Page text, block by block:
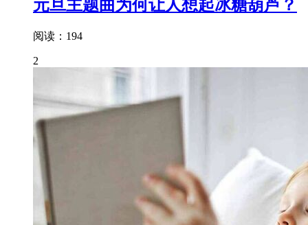
元旦主题曲为何让人想起冰糖葫芦？
阅读：194
2